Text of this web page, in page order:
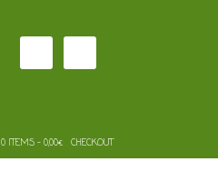
0 ITEMS - 0,00€ CHECKOUT